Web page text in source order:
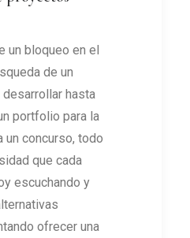
un bloqueo en el
de un
hasta
portfolio para la
un concurso, todo
que cada
escuchando y
ofrecer una